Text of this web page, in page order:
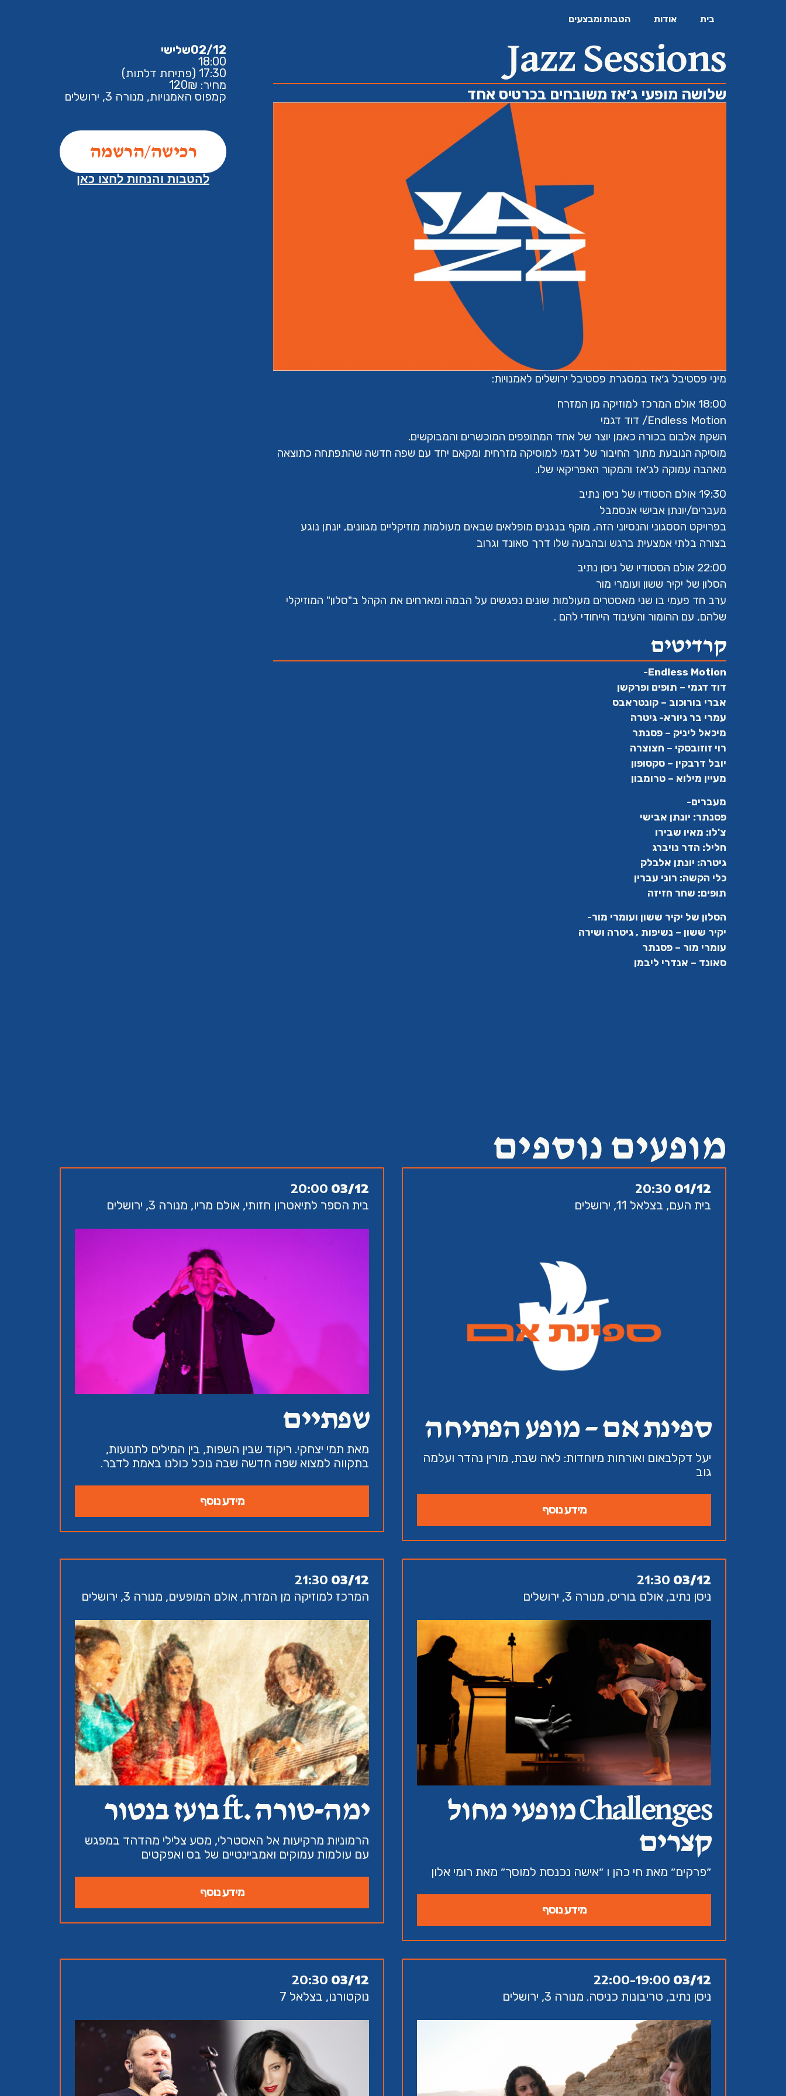
בית אודות הטבות ומבצעים
Jazz Sessions
שלושה מופעי ג׳אז משובחים בכרטיס אחד
מיני פסטיבל ג׳אז במסגרת פסטיבל ירושלים לאמנויות:
18:00 אולם המרכז למוזיקה מן המזרח
Endless Motion/ דוד דגמי
השקת אלבום בכורה כאמן יוצר של אחד המתופפים המוכשרים והמבוקשים.
מוסיקה הנובעת מתוך החיבור של דגמי למוסיקה מזרחית ומקאם יחד עם שפה חדשה שהתפתחה כתוצאה
מאהבה עמוקה לג׳אז והמקור האפריקאי שלו.
19:30 אולם הסטודיו של ניסן נתיב
מעברים/יונתן אבישי אנסמבל
בפרויקט הססגוני והנסיוני הזה, מוקף בנגנים מופלאים שבאים מעולמות מוזיקליים מגוונים, יונתן נוגע
בצורה בלתי אמצעית ברגש ובהבעה שלו דרך סאונד וגרוב
22:00 אולם הסטודיו של ניסן נתיב
הסלון של יקיר ששון ועומרי מור
ערב חד פעמי בו שני מאסטרים מעולמות שונים נפגשים על הבמה ומארחים את הקהל ב"סלון" המוזיקלי
שלהם, עם ההומור והעיבוד הייחודי להם .
קרדיטים
Endless Motion-
דוד דגמי – תופים ופרקשן
אברי בורוכוב – קונטראבס
עמרי בר גיורא- גיטרה
מיכאל ליניק – פסנתר
רוי זוזובסקי – חצוצרה
יובל דרבקין – סקסופון
מעיין מילוא – טרומבון
מעברים-
פסנתר: יונתן אבישי
צ'לו: מאיו שבירו
חליל: הדר נויברג
גיטרה: יונתן אלבלק
כלי הקשה: רוני עברין
תופים: שחר חזיזה
הסלון של יקיר ששון ועומרי מור-
יקיר ששון – נשיפות , גיטרה ושירה
עומרי מור – פסנתר
סאונד – אנדרי ליבמן
02/12שלישי
18:00
17:30 (פתיחת דלתות)
מחיר: 120₪
קמפוס האמנויות, מנורה 3, ירושלים
רכישה/הרשמה
להטבות והנחות לחצו כאן
מופעים נוספים
01/12
20:30
בית העם, בצלאל 11, ירושלים
ספינת אם – מופע הפתיחה
יעל דקלבאום ואורחות מיוחדות: לאה שבת, מורין נהדר ועלמה
גוב
מידע נוסף
03/12
20:00
בית הספר לתיאטרון חזותי, אולם מריו, מנורה 3, ירושלים
שפתיים
מאת תמי יצחקי. ריקוד שבין השפות, בין המילים לתנועות,
בתקווה למצוא שפה חדשה שבה נוכל כולנו באמת לדבר.
מידע נוסף
03/12
21:30
ניסן נתיב, אולם בוריס, מנורה 3, ירושלים
Challenges מופעי מחול
קצרים
״פרקים״ מאת חי כהן ו ״אישה נכנסת למוסך״ מאת רומי אלון
מידע נוסף
03/12
21:30
המרכז למוזיקה מן המזרח, אולם המופעים, מנורה 3, ירושלים
ימה-טורה .ft בועז בנטור
הרמוניות מרקיעות אל האסטרלי, מסע צלילי מהדהד במפגש
עם עולמות עמוקים ואמביינטיים של בס ואפקטים
מידע נוסף
03/12
22:00-19:00
ניסן נתיב, טריבונות כניסה. מנורה 3, ירושלים
03/12
20:30
נוקטורנו, בצלאל 7